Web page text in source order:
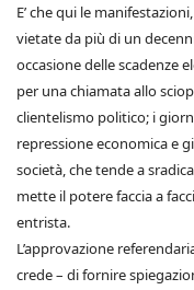
E’ che qui le
vietate da più di un
occasione delle scadenze
per una chiamata allo
clientelismo politico; i
repressione economica e
società, che tende a
mette il potere faccia a
entrista.
L’approvazione
crede – di fornire